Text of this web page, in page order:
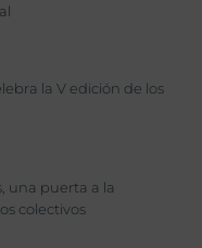
la V edición de los
una puerta a la
colectivos